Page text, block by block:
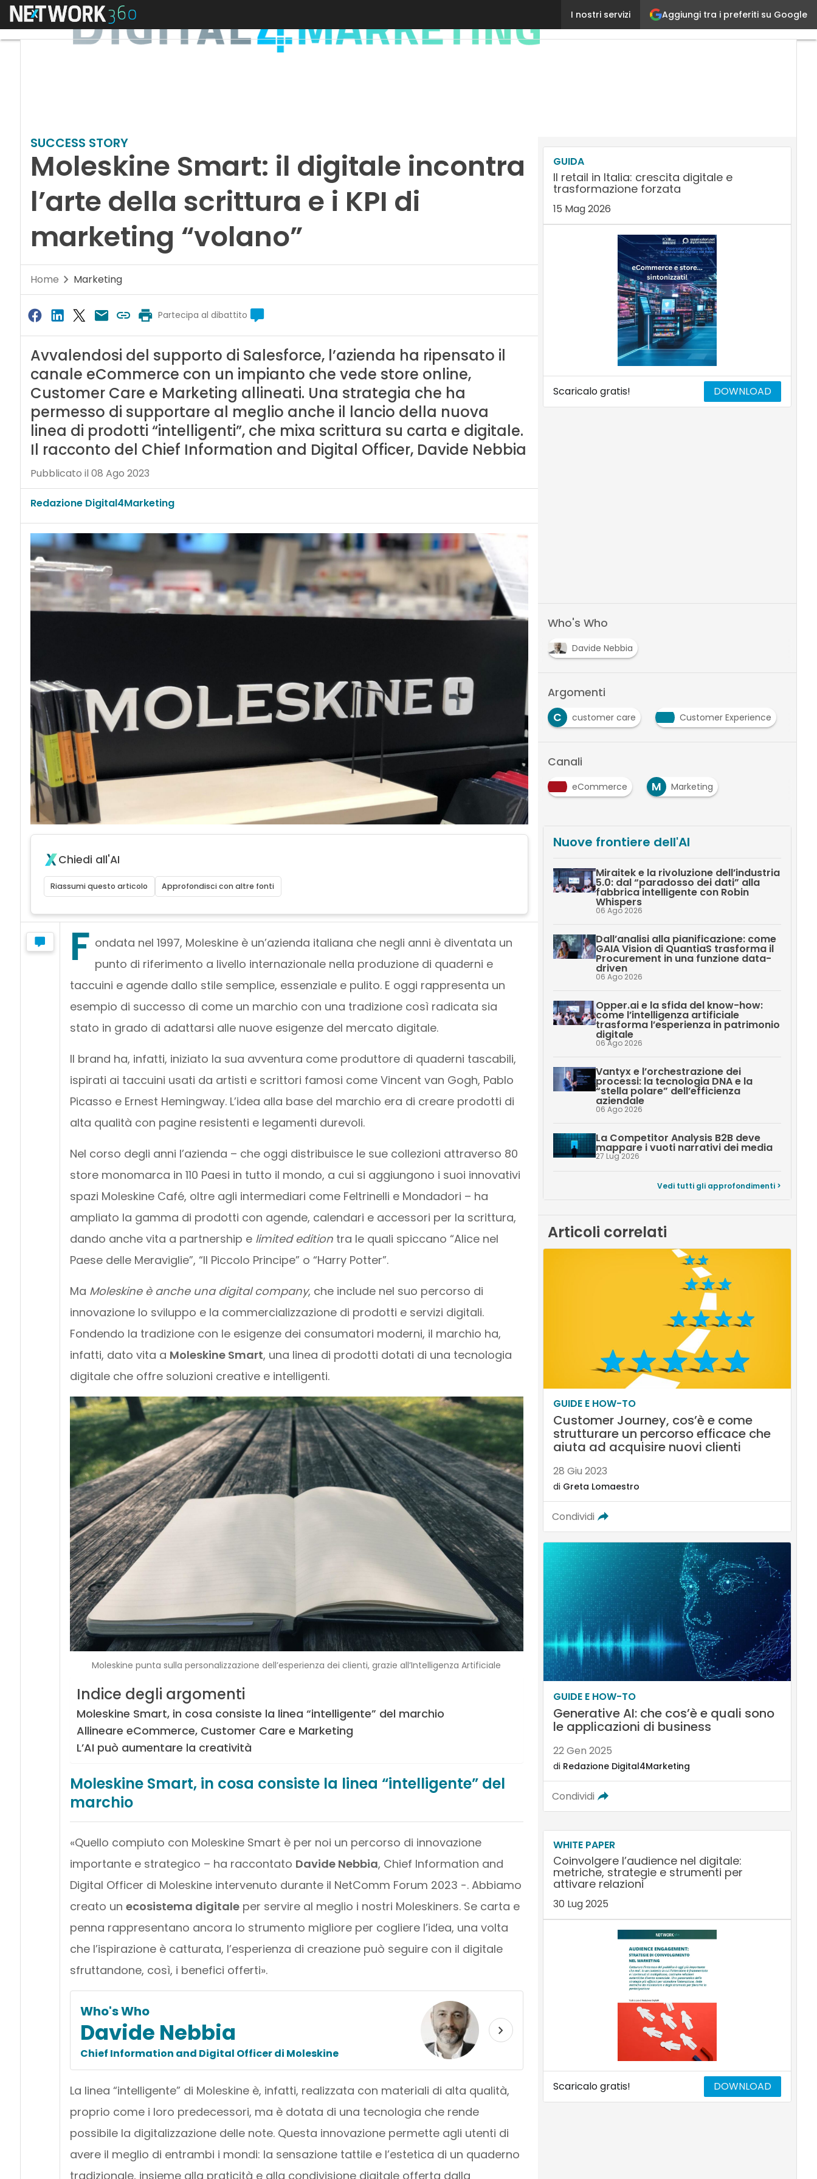
Aggiungi tra i preferiti su Google
I nostri servizi
Menu Moleskine Smart: il digitale incontra l’arte della
SUCCESS STORY
Moleskine Smart: il digitale incontra
l’arte della scrittura e i KPI di
marketing “volano”
Home Marketing
Partecipa al dibattito
Avvalendosi del supporto di Salesforce, l’azienda ha ripensato il
canale eCommerce con un impianto che vede store online,
Customer Care e Marketing allineati. Una strategia che ha
permesso di supportare al meglio anche il lancio della nuova
linea di prodotti “intelligenti”, che mixa scrittura su carta e digitale.
Il racconto del Chief Information and Digital Officer, Davide Nebbia
Pubblicato il 08 Ago 2023
Redazione Digital4Marketing
Chiedi all'AI
Riassumi questo articolo Approfondisci con altre fonti
F ondata nel 1997, Moleskine è un’azienda italiana che negli anni è diventata un
punto di riferimento a livello internazionale nella produzione di quaderni e
taccuini e agende dallo stile semplice, essenziale e pulito. E oggi rappresenta un
esempio di successo di come un marchio con una tradizione così radicata sia
stato in grado di adattarsi alle nuove esigenze del mercato digitale.
Il brand ha, infatti, iniziato la sua avventura come produttore di quaderni tascabili,
ispirati ai taccuini usati da artisti e scrittori famosi come Vincent van Gogh, Pablo
Picasso e Ernest Hemingway. L’idea alla base del marchio era di creare prodotti di
alta qualità con pagine resistenti e legamenti durevoli.
Nel corso degli anni l’azienda – che oggi distribuisce le sue collezioni attraverso 80
store monomarca in 110 Paesi in tutto il mondo, a cui si aggiungono i suoi innovativi
spazi Moleskine Café, oltre agli intermediari come Feltrinelli e Mondadori – ha
ampliato la gamma di prodotti con agende, calendari e accessori per la scrittura,
dando anche vita a partnership e limited editiontra le quali spiccano “Alice nel
Paese delle Meraviglie”, “Il Piccolo Principe” o “Harry Potter”.
Ma Moleskine è anche una digital company, che include nel suo percorso di
innovazione lo sviluppo e la commercializzazione di prodotti e servizi digitali.
Fondendo la tradizione con le esigenze dei consumatori moderni, il marchio ha,
infatti, dato vita a Moleskine Smart, una linea di prodotti dotati di una tecnologia
digitale che offre soluzioni creative e intelligenti.
Moleskine punta sulla personalizzazione dell’esperienza dei clienti, grazie all’Intelligenza Artificiale
Indice degli argomenti
Moleskine Smart, in cosa consiste la linea “intelligente” del marchio
Allineare eCommerce, Customer Care e Marketing
L’AI può aumentare la creatività
Moleskine Smart, in cosa consiste la linea “intelligente” del
marchio
«Quello compiuto con Moleskine Smart è per noi un percorso di innovazione
importante e strategico – ha raccontato Davide Nebbia, Chief Information and
Digital Officer di Moleskine intervenuto durante il NetComm Forum 2023 -. Abbiamo
creato un ecosistema digitaleper servire al meglio i nostri Moleskiners. Se carta e
penna rappresentano ancora lo strumento migliore per cogliere l’idea, una volta
che l’ispirazione è catturata, l’esperienza di creazione può seguire con il digitale
sfruttandone, così, i benefici offerti».
Who's Who
Davide Nebbia
Chief Information and Digital Officer di Moleskine
La linea “intelligente” di Moleskine è, infatti, realizzata con materiali di alta qualità,
proprio come i loro predecessori, ma è dotata di una tecnologia che rende
possibile la digitalizzazione delle note. Questa innovazione permette agli utenti di
avere il meglio di entrambi i mondi: la sensazione tattile e l’estetica di un quaderno
tradizionale, insieme alla praticità e alla condivisione digitale offerta dalla
GUIDA
Il retail in Italia: crescita digitale e
trasformazione forzata
15 Mag 2026
Scaricalo gratis! DOWNLOAD
Who's Who
Davide Nebbia
Argomenti
A
AI generativa C customer care Customer Experience
Canali
eCommerce M Marketing
Nuove frontiere dell'AI
Miraitek e la rivoluzione dell’industria
5.0: dal “paradosso dei dati” alla
fabbrica intelligente con Robin
Whispers
06 Ago 2026
Dall’analisi alla pianificazione: come
GAIA Vision di QuantiaS trasforma il
Procurement in una funzione data-
driven
06 Ago 2026
Opper.ai e la sfida del know-how:
come l’intelligenza artificiale
trasforma l’esperienza in patrimonio
digitale
06 Ago 2026
Vantyx e l’orchestrazione dei
processi: la tecnologia DNA e la
“stella polare” dell’efficienza
aziendale
06 Ago 2026
La Competitor Analysis B2B deve
mappare i vuoti narrativi dei media
27 Lug 2026
Vedi tutti gli approfondimenti >
Articoli correlati
GUIDE E HOW-TO
Customer Journey, cos’è e come
strutturare un percorso efficace che
aiuta ad acquisire nuovi clienti
28 Giu 2023
di Greta Lomaestro
Condividi
GUIDE E HOW-TO
Generative AI: che cos’è e quali sono
le applicazioni di business
22 Gen 2025
di Redazione Digital4Marketing
Condividi
WHITE PAPER
Coinvolgere l’audience nel digitale:
metriche, strategie e strumenti per
attivare relazioni
30 Lug 2025
Scaricalo gratis! DOWNLOAD